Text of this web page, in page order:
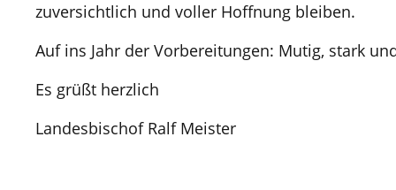
zuversichtlich und voller Hoffnung bleiben.
Auf ins Jahr der Vorbereitungen: Mutig, stark
Es grüßt herzlich
Landesbischof Ralf Meister